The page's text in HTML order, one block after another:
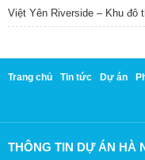
Việt Yên Riverside – Khu đô
Trang chủ Tin tức Dự án
THÔNG TIN DỰ ÁN HÀ